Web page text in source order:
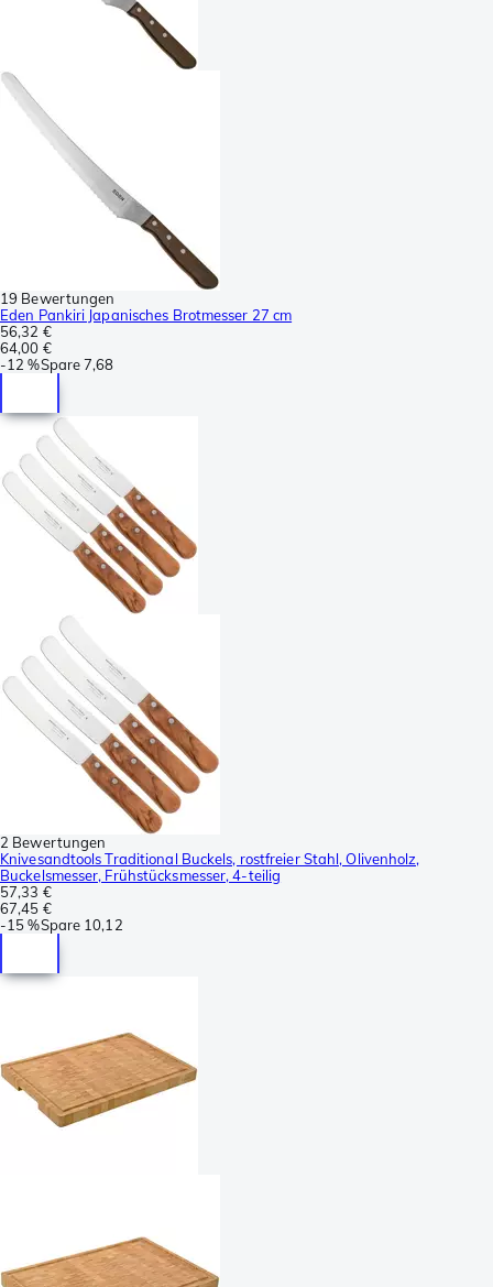
19 Bewertungen
Eden Pankiri Japanisches Brotmesser 27 cm
56,32 €
64,00 €
-12 %Spare7,68
2 Bewertungen
Knivesandtools Traditional Buckels, rostfreier Stahl, Olivenholz,
Buckelsmesser, Frühstücksmesser, 4-teilig
57,33 €
67,45 €
-15 %Spare 10,12